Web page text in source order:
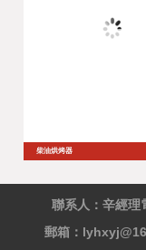
柴油烘烤器
聯系人：辛經理
郵箱：